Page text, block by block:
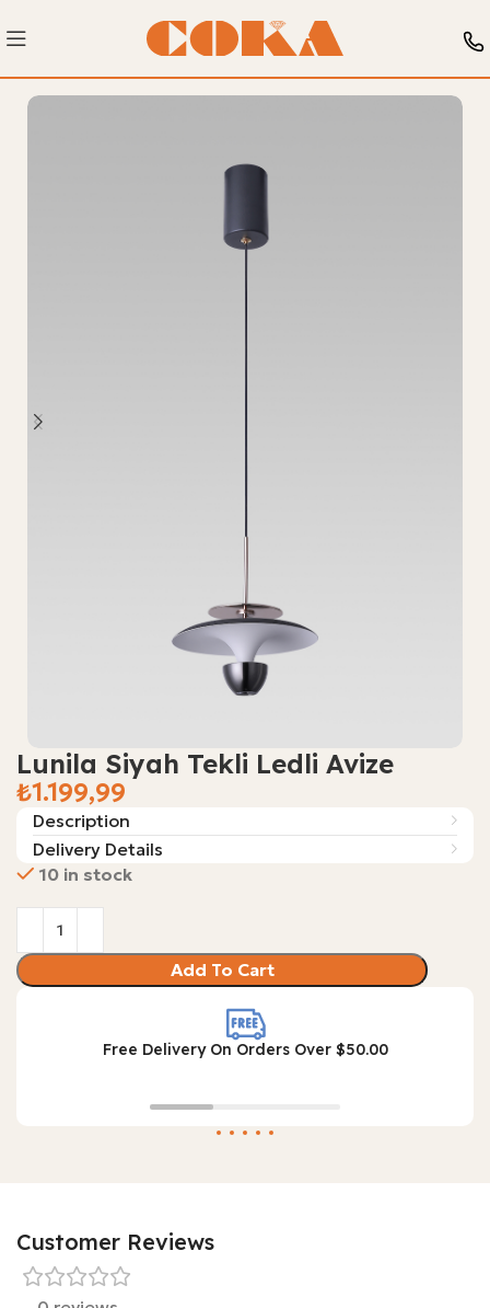
Lunila Siyah Tekli Ledli Avize
₺
Description
Delivery Details
10 in stock
Add To Cart
Free Delivery On Orders Over $50.00
Customer Reviews